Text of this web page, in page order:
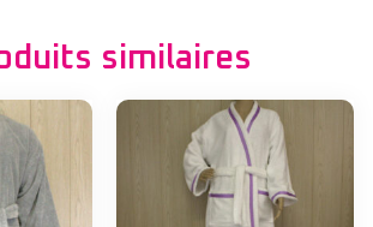
similaires